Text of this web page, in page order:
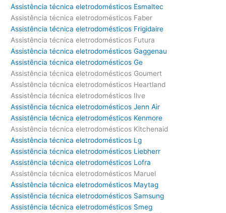
Assistência técnica eletrodomésticos Esmaltec
Assistência técnica eletrodomésticos Faber
Assistência técnica eletrodomésticos Frigidaire
Assistência técnica eletrodomésticos Futura
Assistência técnica eletrodomésticos Gaggenau
Assistência técnica eletrodomésticos Ge
Assistência técnica eletrodomésticos Goumert
Assistência técnica eletrodomésticos Heartland
Assistência técnica eletrodomésticos Ilve
Assistência técnica eletrodomésticos Jenn Air
Assistência técnica eletrodomésticos Kenmore
Assistência técnica eletrodomésticos Kitchenaid
Assistência técnica eletrodomésticos Lg
Assistência técnica eletrodomésticos Liebherr
Assistência técnica eletrodomésticos Lofra
Assistência técnica eletrodomésticos Maruel
Assistência técnica eletrodomésticos Maytag
Assistência técnica eletrodomésticos Samsung
Assistência técnica eletrodomésticos Smeg